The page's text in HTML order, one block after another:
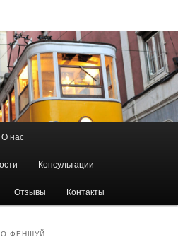
О нас
Консультации
Отзывы Контакты
ФЕНШУЙ